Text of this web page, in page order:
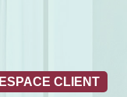
ESPACE CLIENT